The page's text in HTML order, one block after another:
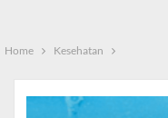
Home Kesehatan